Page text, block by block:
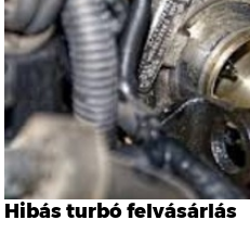
Hibás turbó felvásárlás